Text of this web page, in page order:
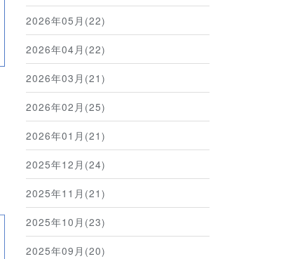
2026年05月(22)
2026年04月(22)
2026年03月(21)
2026年02月(25)
2026年01月(21)
2025年12月(24)
2025年11月(21)
2025年10月(23)
2025年09月(20)